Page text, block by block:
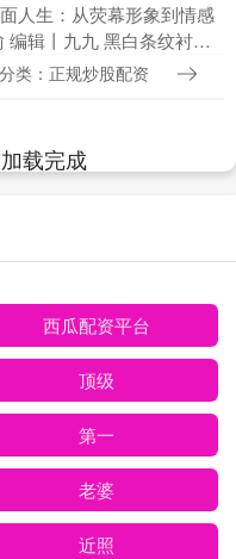
人生：从荧幕形象到情感
编辑丨九九 黑白条纹衬衫
一秒黑色西装的气场全
分类：正规炒股配资
载完成
西瓜配资平台
顶级
第一
老婆
近照